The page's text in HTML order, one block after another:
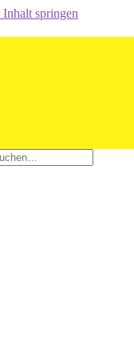
Inhalt springen